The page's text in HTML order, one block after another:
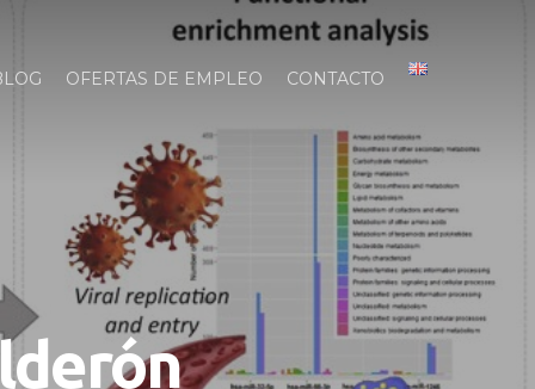
OFERTAS DE EMPLEO CONTACTO